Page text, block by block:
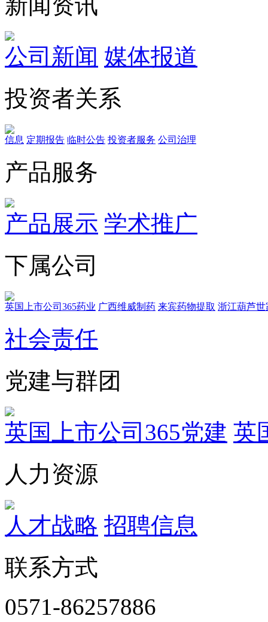
公司新闻 媒体报道
投资者关系
信息 定期报告 临时公告 投资者服务 公司治理
产品服务
产品展示 学术推广
下属公司
英国上市公司365药业 广西维威制药 来宾药物提取 浙江葫芦世
社会责任
党建与群团
英国上市公司365党建 英
人力资源
人才战略 招聘信息
联系方式
0571-86257886